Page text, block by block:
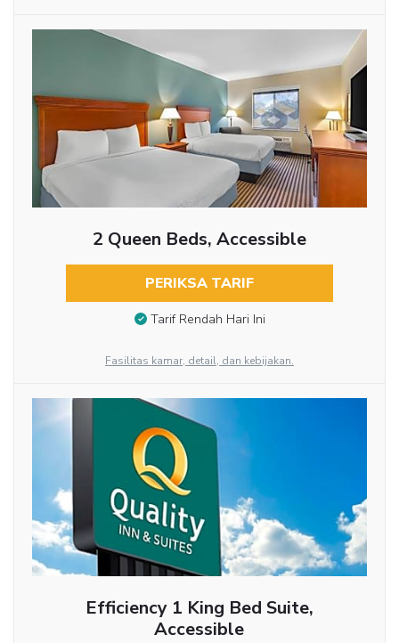
2 Queen Beds, Accessible
PERIKSA TARIF
Tarif Rendah Hari Ini
Fasilitas kamar, detail, dan kebijakan.
Efficiency 1 King Bed Suite,
Accessible